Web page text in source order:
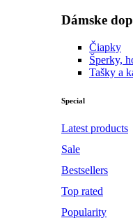
Dámske
Čiapky
Šperky,
Tašky a
Special
Latest products
Sale
Bestsellers
Top rated
Popularity